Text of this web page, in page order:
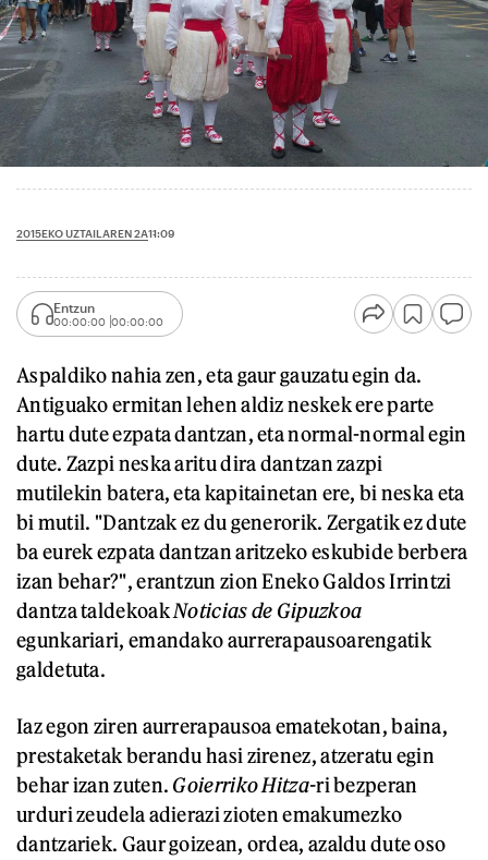
2015EKO UZTAILAREN 2A11:09
Entzun
00:00:00 00:00:00
Aspaldiko nahia zen, eta gaur gauzatu egin da.
Antiguako ermitan lehen aldiz neskek ere parte
hartu dute ezpata dantzan, eta normal-normal egin
dute. Zazpi neska aritu dira dantzan zazpi
mutilekin batera, eta kapitainetan ere, bi neska eta
bi mutil. "Dantzak ez du generorik. Zergatik ez dute
ba eurek ezpata dantzan aritzeko eskubide berbera
izan behar?", erantzun zion Eneko Galdos Irrintzi
dantza taldekoakNoticias de Gipuzkoa
egunkariari, emandako aurrerapausoarengatik
galdetuta.
Iaz egon ziren aurrerapausoa ematekotan, baina,
prestaketak berandu hasi zirenez, atzeratu egin
behar izan zuten. Goierriko Hitza-ri bezperan
urduri zeudela adierazi zioten emakumezko
dantzariek. Gaur goizean, ordea, azaldu dute oso